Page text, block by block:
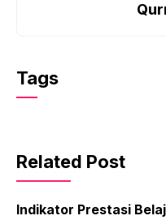
Tags
Related Post
Indikator Prestasi